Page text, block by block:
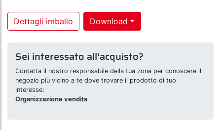
Dettagli imballo Download
Sei interessato all'acquisto?
Contatta il nostro responsabile della tua zona per conoscere il
negozio più vicino a te dove trovare il prodotto di tuo
interesse:
Organizzazione vendita